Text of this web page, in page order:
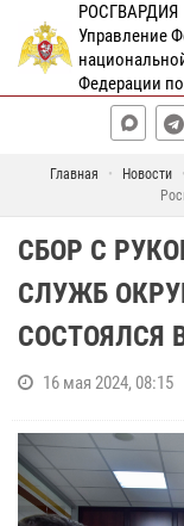
РОСГВАРДИЯ
Управление
Федерации
Главная Новости
СБОР С
СЛУЖБ
СОСТОЯЛСЯ
16 мая 2024, 08:15